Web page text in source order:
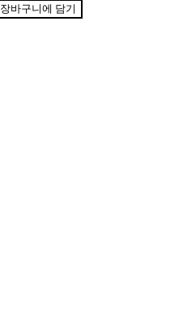
장바구니에 담기